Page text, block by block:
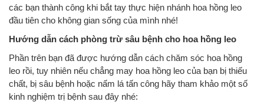
các bạn thành công khi bắt tay thực hiện nhánh hoa hồng leo
đầu tiên cho không gian sống của mình nhé!
Hướng dẫn cách phòng trừ sâu bệnh cho hoa hồng leo
Phần trên bạn đã được hướng dẫn cách chăm sóc hoa hồng
leo rồi, tuy nhiên nếu chẳng may hoa hồng leo của bạn bị thiếu
chất, bị sâu bệnh hoặc nấm lá tấn công hãy tham khảo một số
kinh nghiệm trị bệnh sau đây nhé: